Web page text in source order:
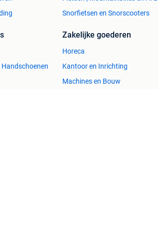
Snorfietsen en Snorscooters
Handschoenen
Zakelijke goederen
Horeca
Kantoor en Inrichting
Machines en Bouw